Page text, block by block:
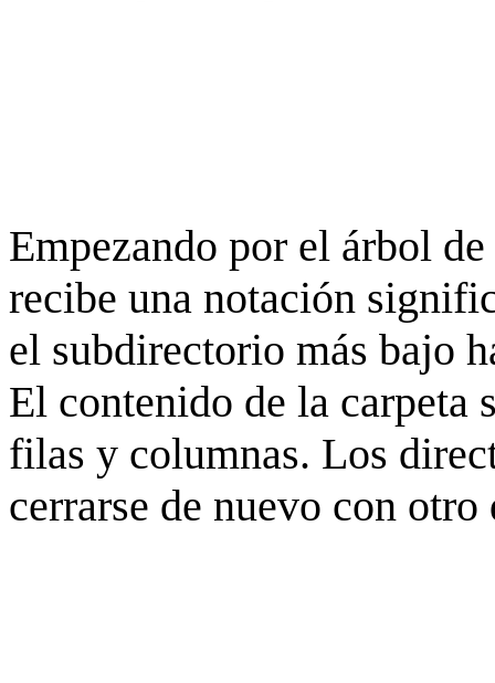
Empezando por el árbol
recibe una notación
el subdirectorio más bajo
El contenido de la carpeta
filas y columnas. Los
cerrarse de nuevo con